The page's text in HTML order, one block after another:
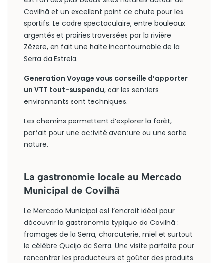
Covilhã et un excellent point de chute pour les
sportifs. Le cadre spectaculaire, entre bouleaux
argentés et prairies traversées par la rivière
Zêzere, en fait une halte incontournable de la
Serra da Estrela.
Generation Voyage vous conseille d’apporter
un VTT tout-suspendu, car les sentiers
environnants sont techniques.
Les chemins permettent d’explorer la forêt,
parfait pour une activité aventure ou une sortie
nature.
La gastronomie locale au Mercado
Municipal de Covilhã
Le Mercado Municipal est l’endroit idéal pour
découvrir la gastronomie typique de Covilhã :
fromages de la Serra, charcuterie, miel et surtout
le célèbre Queijo da Serra. Une visite parfaite pour
rencontrer les producteurs et goûter des produits